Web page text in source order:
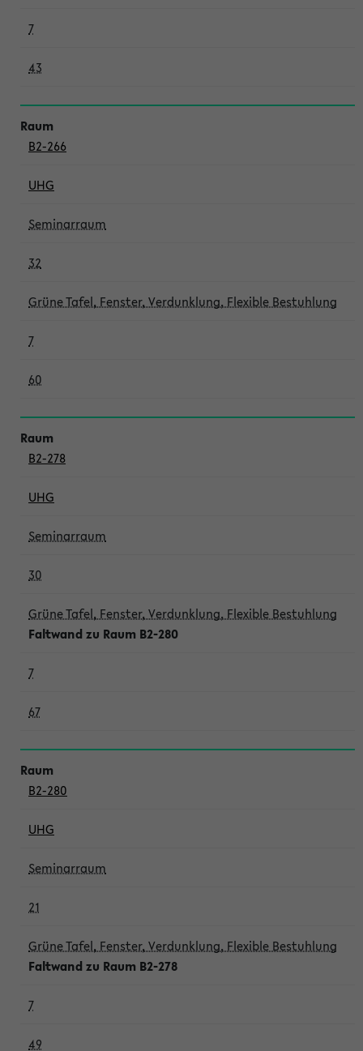
7
43
B2-266
UHG
Seminarraum
32
Grüne Tafel, Fenster, Verdunklung, Flexible Bestuhlung
7
60
B2-278
UHG
Seminarraum
30
Grüne Tafel, Fenster, Verdunklung, Flexible Bestuhlung
Faltwand zu Raum B2-280
7
67
B2-280
UHG
Seminarraum
21
Grüne Tafel, Fenster, Verdunklung, Flexible Bestuhlung
Faltwand zu Raum B2-278
7
49